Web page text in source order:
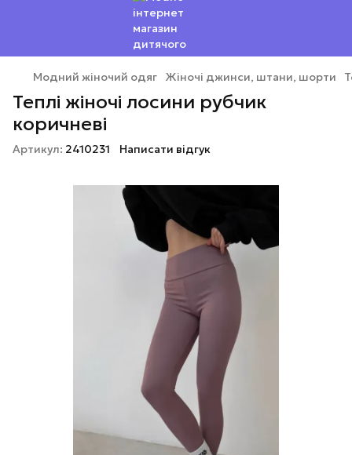
Модний жіночий одяг Жіночі джинси, штани, шорти
Теплі жіночі лосини рубчик
коричневі
Артикул: 2410231 Написати відгук